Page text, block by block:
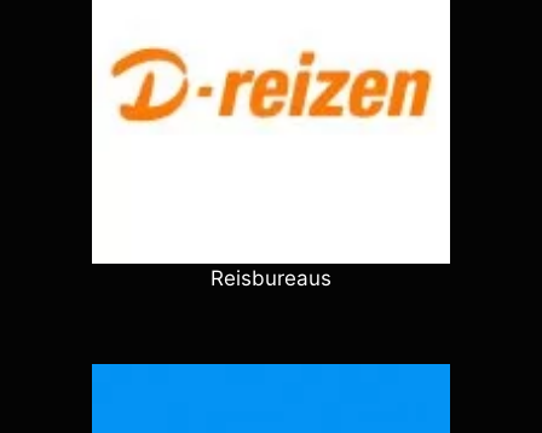
Reisbureaus